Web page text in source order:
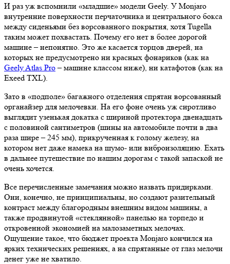
И раз уж вспомнили «младшие» модели Geely. У Monjaro
внутренние поверхности перчаточника и центрального бокса
между сиденьями без ворсованного покрытия, хотя Tugella
таким может похвастать. Почему его нет в более дорогой
машине – непонятно. Это же касается торцов дверей, на
которых не предусмотрено ни красных фонариков (как на
Geely Atlas Pro– машине классом ниже), ни катафотов (как на
Exeed TXL).
Зато в «подполе» багажного отделения спрятан ворсованный
органайзер для мелочевки. На его фоне очень уж сиротливо
выглядит узенькая докатка с шириной протектора двенадцать
с половиной сантиметров (шины на автомобиле почти в два
раза шире – 245 мм), прикрученная к голому железу, на
котором нет даже намека на шумо- или виброизоляцию. Ехать
в дальнее путешествие по нашим дорогам с такой запаской не
очень хочется.
Все перечисленные замечания можно назвать придирками.
Они, конечно, не принципиальны, но создают разительный
контраст между благородным внешним видом машины, а
также продвинутой «стеклянной» панелью на торпедо и
откровенной экономией на малозаметных мелочах.
Ощущение такое, что бюджет проекта Monjaro кончился на
ярких технических решениях, а на спрятанные от глаз мелочи
денег уже не хватило.